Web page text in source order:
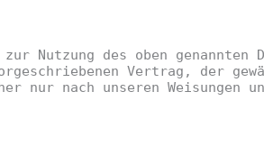
Nutzung des oben genannten
Vertrag, der
nur nach unseren Weisungen